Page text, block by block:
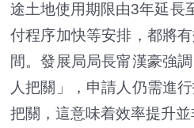
途土地使用期限由3年延長
付程序加快等安排，都將
間。發展局局長甯漢豪強
人把關」，申請人仍需進
把關，這意味着效率提升並